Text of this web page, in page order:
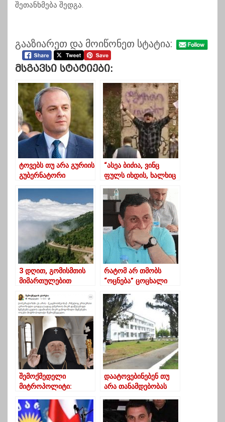
შეთანხმება შედგა.
გააზიარეთ და მოიწონეთ სტატია:
Მსგავსი Სტატიები:
ტოვებს თუ არა გურიის
გუბერნატორი
გიორგი სახოკიას
პირველი კომენტარი
სამთავრობო
ცვლილებების შემდეგ
“ასეა ბიძია, ვინც
ფულს იხდის, ხალხიც
-ვინ შეუერთდა
ოზურგეთიდან
“უცნობის” აქციას?
3 დღით, გომისმთის
მიმართულებით
შეიზღუდება-
ოზურგეთის მერია
რატომ არ თმობს
“ოცნება” ცოცხალი
სასამართლოს?
შემოქმედელი
მიტროპოლიტი:
ერთი სერიოზული
ცოდვაა”
დაატოვებინებენ თუ
არა თანამდებობას
გადასულ სამსახურის
უფროსს _ გურია